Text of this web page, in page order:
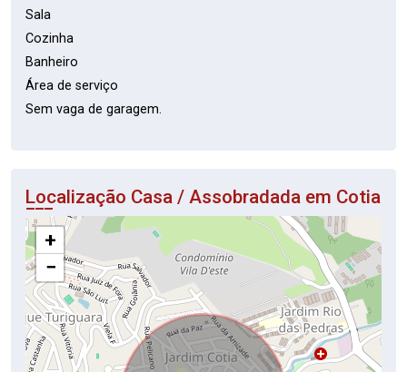
Sala
Cozinha
Banheiro
Área de serviço
Sem vaga de garagem.
Localização Casa / Assobradada em Cotia
+
−